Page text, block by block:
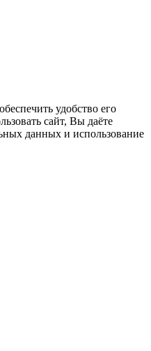
удобство его
сайт, Вы даёте
данных и использование